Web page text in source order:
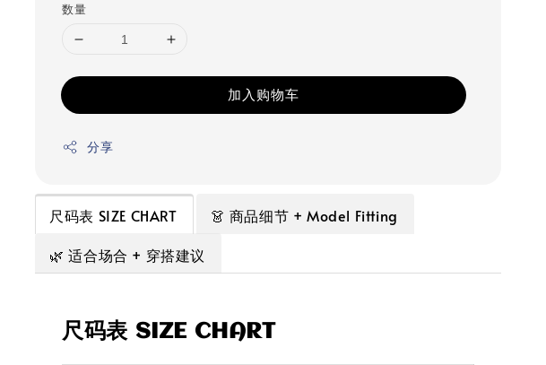
数量
加入购物车
分享
尺码表 SIZE CHART
👗 商品细节 + Model Fitting
🌿 适合场合 + 穿搭建议
尺码表 SIZE CHART